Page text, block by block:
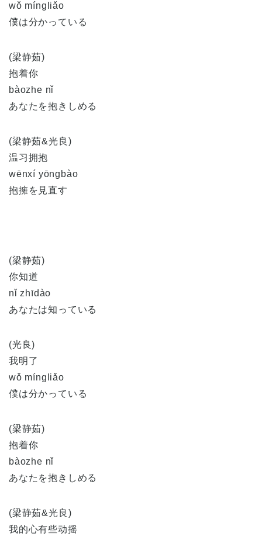
wǒ míngliǎo
僕は分かっている
(梁静茹)
抱着你
bàozhe nǐ
あなたを抱きしめる
(梁静茹&光良)
温习拥抱
wēnxí yōngbào
抱擁を見直す
(梁静茹)
你知道
nǐ zhīdào
あなたは知っている
(光良)
我明了
wǒ míngliǎo
僕は分かっている
(梁静茹)
抱着你
bàozhe nǐ
あなたを抱きしめる
(梁静茹&光良)
我的心有些动摇